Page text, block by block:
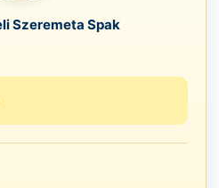
Szeremeta Spak